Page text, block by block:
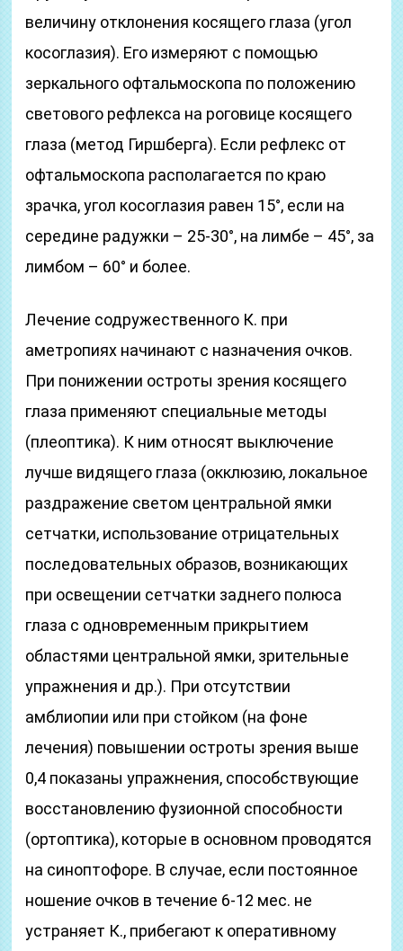
величину отклонения косящего глаза (угол
косоглазия). Его измеряют с помощью
зеркального офтальмоскопа по положению
светового рефлекса на роговице косящего
глаза (метод Гиршберга). Если рефлекс от
офтальмоскопа располагается по краю
зрачка, угол косоглазия равен 15°, если на
середине радужки – 25-30°, на лимбе – 45°, за
лимбом – 60° и более.
Лечение содружественного К. при
аметропиях начинают с назначения очков.
При понижении остроты зрения косящего
глаза применяют специальные методы
(плеоптика). К ним относят выключение
лучше видящего глаза (окклюзию, локальное
раздражение светом центральной ямки
сетчатки, использование отрицательных
последовательных образов, возникающих
при освещении сетчатки заднего полюса
глаза с одновременным прикрытием
областями центральной ямки, зрительные
упражнения и др.). При отсутствии
амблиопии или при стойком (на фоне
лечения) повышении остроты зрения выше
0,4 показаны упражнения, способствующие
восстановлению фузионной способности
(ортоптика), которые в основном проводятся
на синоптофоре. В случае, если постоянное
ношение очков в течение 6-12 мес. не
устраняет К., прибегают к оперативному